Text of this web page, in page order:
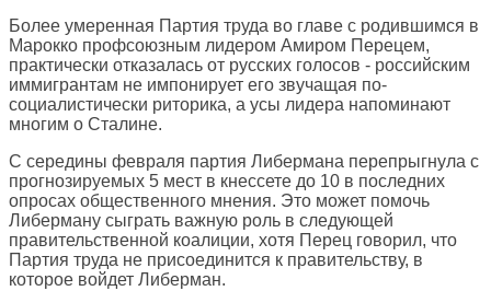
Более умеренная Партия труда во главе с родившимся в
Марокко профсоюзным лидером Амиром Перецем,
практически отказалась от русских голосов - российским
иммигрантам не импонирует его звучащая по-
социалистически риторика, а усы лидера напоминают
многим о Сталине.
С середины февраля партия Либермана перепрыгнула с
прогнозируемых 5 мест в кнессете до 10 в последних
опросах общественного мнения. Это может помочь
Либерману сыграть важную роль в следующей
правительственной коалиции, хотя Перец говорил, что
Партия труда не присоединится к правительству, в
которое войдет Либерман.